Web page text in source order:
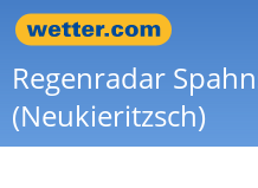
Regenradar
(Neukieritzsch)